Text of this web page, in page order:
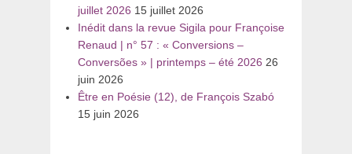
juillet 2026 15 juillet 2026
Inédit dans la revue Sigila pour Françoise
Renaud | n° 57 : « Conversions –
Conversões » | printemps – été 2026 26
juin 2026
Être en Poésie (12), de François Szabó
15 juin 2026